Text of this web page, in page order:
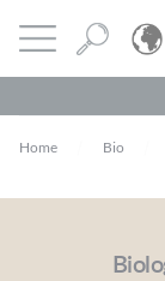
Menu openen
Home Bio